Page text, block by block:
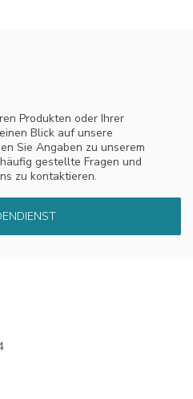
Produkten oder Ihrer
Blick auf unsere
Sie Angaben zu unserem
gestellte Fragen und
zu kontaktieren.